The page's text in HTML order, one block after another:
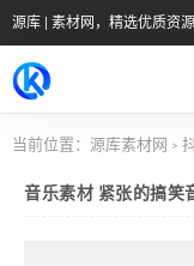
源库 | 素材网，精选优质资
当前位置： 源库素材网 >
音乐素材 紧张的搞笑